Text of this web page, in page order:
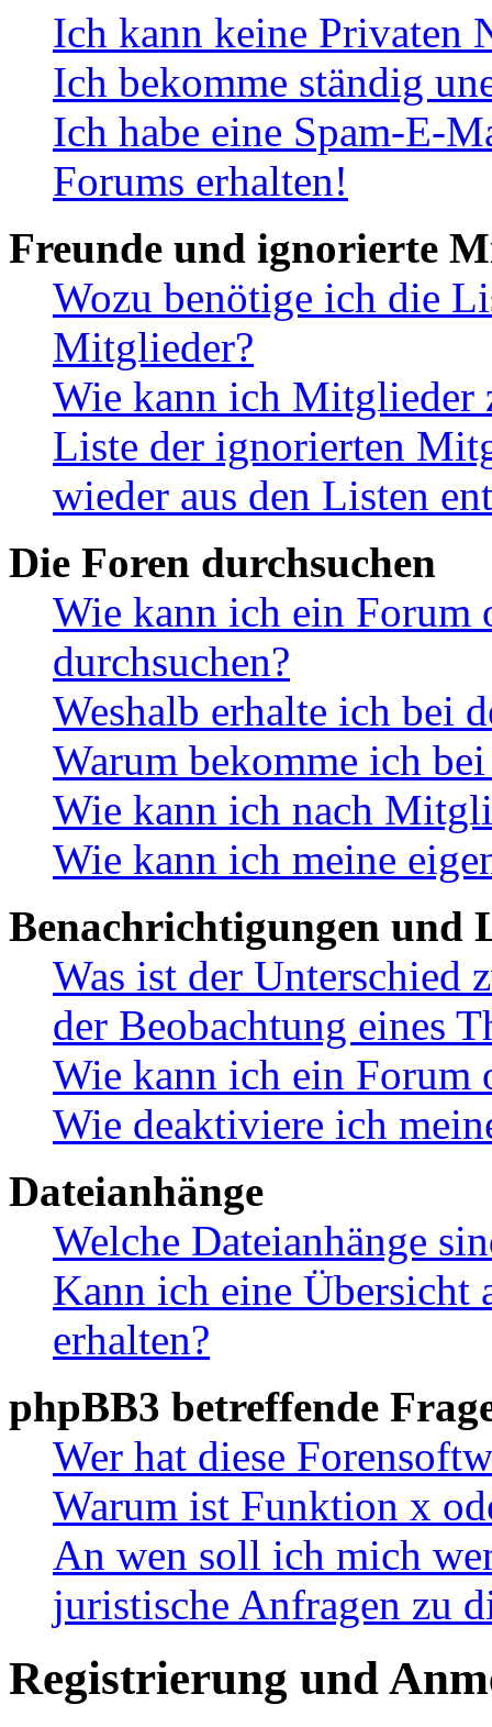
Ich kann keine Privaten
Ich bekomme ständig
Ich habe eine Spam-E-
Forums erhalten!
Freunde und ignorierte
Wozu benötige ich die
Mitglieder?
Wie kann ich Mitglieder
Liste der ignorierten
wieder aus den Listen
Die Foren durchsuchen
Wie kann ich ein Forum
durchsuchen?
Weshalb erhalte ich bei
Warum bekomme ich
Wie kann ich nach
Wie kann ich meine
Benachrichtigungen und
Was ist der Unterschied
der Beobachtung eines
Wie kann ich ein Forum
Wie deaktiviere ich
Dateianhänge
Welche Dateianhänge
Kann ich eine Übersicht
erhalten?
phpBB3 betreffende
Wer hat diese
Warum ist Funktion x
An wen soll ich mich
juristische Anfragen zu
Registrierung und